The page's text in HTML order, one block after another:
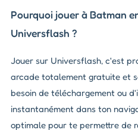
Pourquoi jouer à Batman
Universflash ?
Jouer sur Universflash, c'est
arcade totalement gratuite et
besoin de téléchargement ou
instantanément dans ton
optimale pour te permettre de